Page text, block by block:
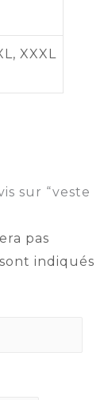
, XXXL
sur “veste
pas
indiqués